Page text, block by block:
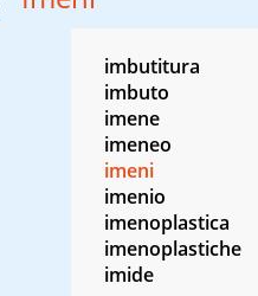
imbutitura
imbuto
imene
imeneo
imeni
imenio
imenoplastica
imenoplastiche
imide